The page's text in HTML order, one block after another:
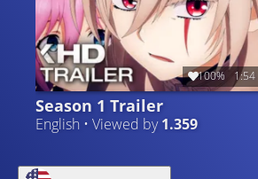
100% 1:54
Season 1 Trailer
English • Viewed by1.359